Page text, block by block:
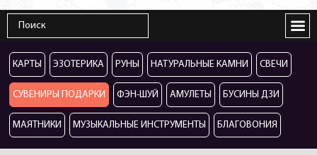
КАРТЫ ЭЗОТЕРИКА РУНЫ НАТУРАЛЬНЫЕ КАМНИ СВЕЧИ
СУВЕНИРЫ ПОДАРКИ ФЭН-ШУЙ АМУЛЕТЫ БУСИНЫ ДЗИ
МАЯТНИКИ МУЗЫКАЛЬНЫЕ ИНСТРУМЕНТЫ БЛАГОВОНИЯ